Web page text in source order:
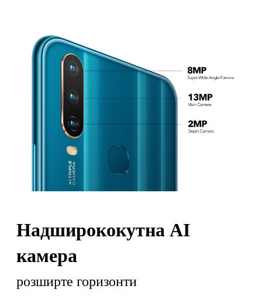
Надширококутна AI
камера
розширте горизонти